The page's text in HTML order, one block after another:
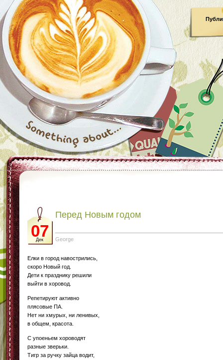
07
Дек
Перед Новым годом
George
Елки в город навострились,
скоро Новый год.
Дети к празднику решили
выйти в хоровод.
Репетируют активно
плясовые ПА.
Нет ни хмурых, ни ленивых,
в общем, красота.
С упоеньем хороводят
разные зверьки.
Тигр за ручку зайца водит,